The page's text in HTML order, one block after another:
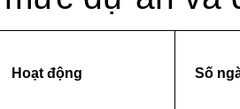
Hoạt động Số